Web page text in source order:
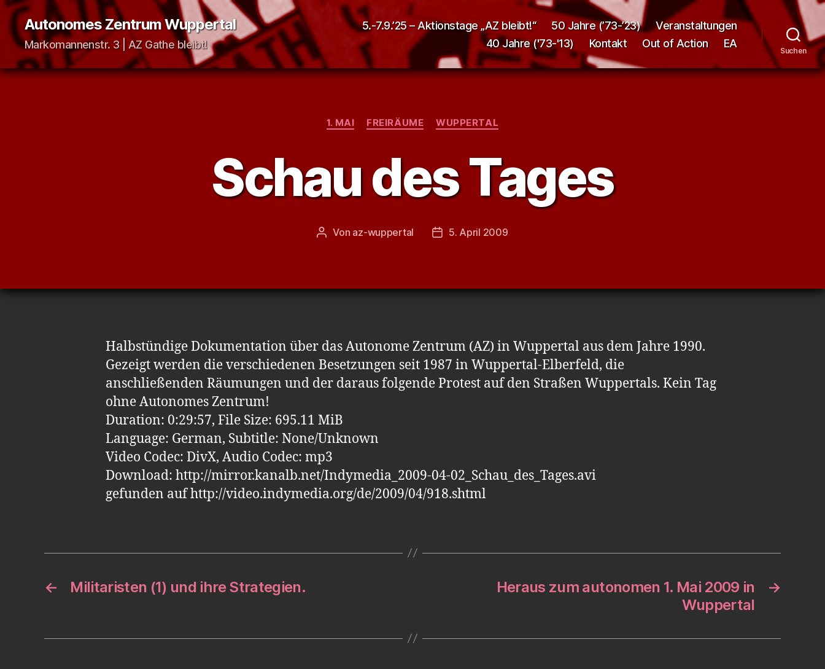
Autonomes Zentrum Wuppertal
Markomannenstr. 3 | AZ Gathe bleibt!
5.-7.9.’25 – Aktionstage „AZ bleibt!“ 50 Jahre (’73-’23)
Veranstaltungen
40 Jahre ('73-'13)
Kontakt Out of Action EA
Suchen
Kategorien
1. MAI FREIRÄUME WUPPERTAL
Schau des Tages
Beitragsautor
Von az-wuppertal Veröffentlichungsdatum
5. April 2009
Halbstündige Dokumentation über das Autonome Zentrum (AZ) in Wuppertal aus dem Jahre 1990.
Gezeigt werden die verschiedenen Besetzungen seit 1987 in Wuppertal-Elberfeld, die
anschließenden Räumungen und der daraus folgende Protest auf den Straßen Wuppertals. Kein Tag
ohne Autonomes Zentrum!
Duration: 0:29:57, File Size: 695.11 MiB
Language: German, Subtitle: None/Unknown
Video Codec: DivX, Audio Codec: mp3
Download: http://mirror.kanalb.net/Indymedia_2009-04-02_Schau_des_Tages.avi
gefunden auf http://video.indymedia.org/de/2009/04/918.shtml
← Militaristen (1) und ihre Strategien. →
Heraus zum autonomen 1. Mai 2009 in
Wuppertal